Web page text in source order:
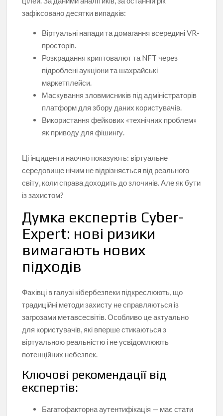
зафіксовано десятки випадків:
Віртуальні напади та домагання всередині VR-
просторів.
Розкрадання криптовалют та NFT через
підроблені аукціони та шахрайські
маркетплейси.
Маскування зловмисників під адміністраторів
платформ для збору даних користувачів.
Використання фейкових «технічних проблем»
як приводу для фішингу.
Ці інциденти наочно показують: віртуальне
середовище нічим не відрізняється від реального
світу, коли справа доходить до злочинів. Але як бути
із захистом?
Думка експертів Cyber-
Expert: нові ризики
вимагають нових
підходів
Фахівці в галузі кібербезпеки підкреслюють, що
традиційні методи захисту не справляються із
загрозами метавсесвітів. Особливо це актуально
для користувачів, які вперше стикаються з
віртуальною реальністю і не усвідомлюють
потенційних небезпек.
Ключові рекомендації від
експертів:
Багатофакторна аутентифікація — має стати